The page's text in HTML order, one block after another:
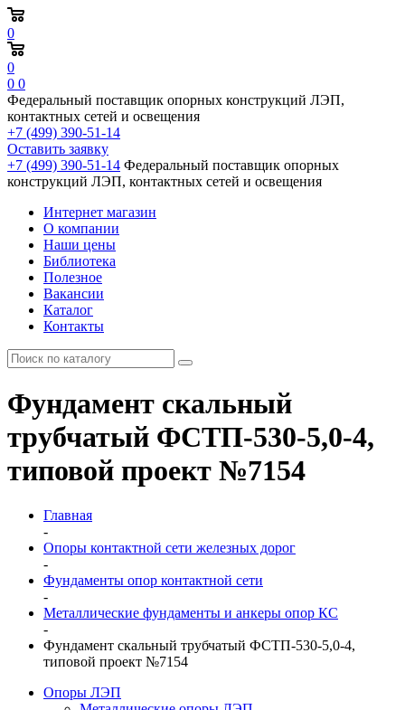
0
0
0 0
Федеральный поставщик опорных конструкций ЛЭП,
контактных сетей и освещения
+7 (499) 390-51-14
Оставить заявку
+7 (499) 390-51-14 Федеральный поставщик опорных
конструкций ЛЭП, контактных сетей и освещения
Интернет магазин
О компании
Наши цены
Библиотека
Полезное
Вакансии
Каталог
Контакты
Фундамент скальный
трубчатый ФСТП-530-5,0-4,
типовой проект №7154
Главная
-
Опоры контактной сети железных дорог
-
Фундаменты опор контактной сети
-
Металлические фундаменты и анкеры опор КС
-
Фундамент скальный трубчатый ФСТП-530-5,0-4,
типовой проект №7154
Опоры ЛЭП